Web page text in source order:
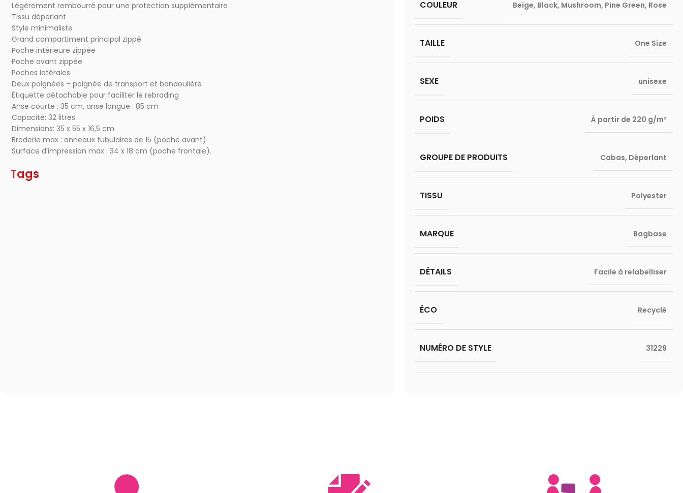
·Légèrement rembourré pour une protection supplémentaire
·Tissu déperlant
·Style minimaliste
·Grand compartiment principal zippé
·Poche intérieure zippée
·Poche avant zippée
·Poches latérales
·Deux poignées – poignée de transport et bandoulière
·Étiquette détachable pour faciliter le rebrading
·Anse courte : 35 cm, anse longue : 85 cm
·Capacité: 32 litres
·Dimensions: 35 x 55 x 16,5 cm
·Broderie max : anneaux tubulaires de 15 (poche avant)
·Surface d’impression max : 34 x 18 cm (poche frontale).
Tags
COULEUR Beige, Black, Mushroom, Pine Green, Rose
TAILLE One Size
SEXE unisexe
POIDS À partir de 220 g/m²
GROUPE DE PRODUITS Cabas, Déperlant
TISSU Polyester
MARQUE Bagbase
DÉTAILS Facile à relabelliser
ÉCO Recyclé
NUMÉRO DE STYLE 31229